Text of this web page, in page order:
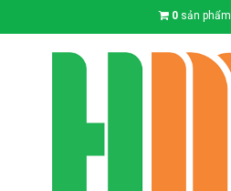
0 sản phẩm